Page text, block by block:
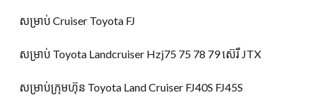
សម្រាប់ Cruiser Toyota FJ
សម្រាប់ Toyota Landcruiser Hzj75 75 78 79 ស៊េរី JTX
សម្រាប់ក្រុមហ៊ុន Toyota Land Cruiser FJ40S FJ45S